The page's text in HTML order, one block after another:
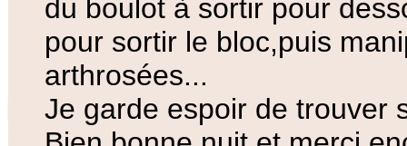
du boulot à sortir pour
pour sortir le bloc,puis
arthrosées...
Je garde espoir de trouver